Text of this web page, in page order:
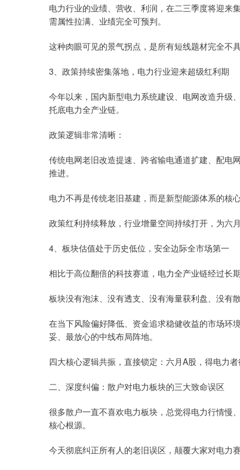
电力行业的业绩、营收、利润，在二三季度将迎来
需属性拉满、业绩完全可预判。
这种肉眼可见的景气拐点，是所有短线题材完全不
3、政策持续密集落地，电力行业迎来超级红利期
今年以来，国内新型电力系统建设、电网改造升级
托底电力全产业链。
政策逻辑非常清晰：
传统电网老旧改造提速、跨省输电通道扩建、配电
推进。
电力不再是传统老旧基建，而是新型能源体系的核
政策红利持续释放，行业增量空间持续打开，为六
4、板块估值处于历史低位，安全边际全市场第一
相比于高位翻倍的科技赛道，电力全产业链经过长
板块没有泡沫、没有透支、没有海量获利盘、没有
在当下风险偏好降低、资金追求稳健收益的市场环
妥、最放心的中线布局阵地。
四大核心逻辑共振，直接锁定：六月A股，得电力
二、深度纠偏：散户对电力板块的三大致命误区
很多散户一直不喜欢电力板块，总觉得电力行情慢
核心根源。
今天彻底纠正所有人的老旧误区，颠覆大家对电力